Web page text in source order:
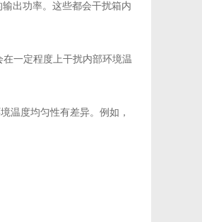
出功率。这些都会干扰箱内
一定程度上干扰内部环境温
温度均匀性有差异。例如，